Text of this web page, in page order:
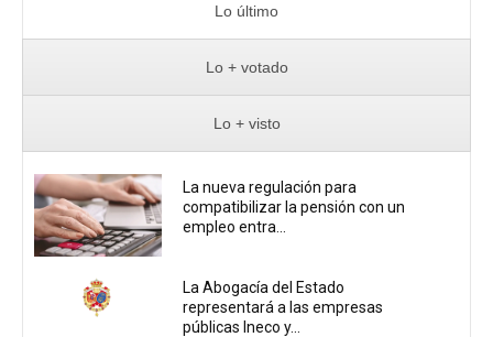
Lo último
Lo + votado
Lo + visto
La nueva regulación para
compatibilizar la pensión con un
empleo entra...
La Abogacía del Estado
representará a las empresas
públicas Ineco y...